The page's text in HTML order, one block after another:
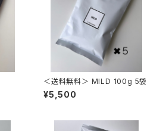
＜送料無料＞ MILD 100g 5袋
¥5,500